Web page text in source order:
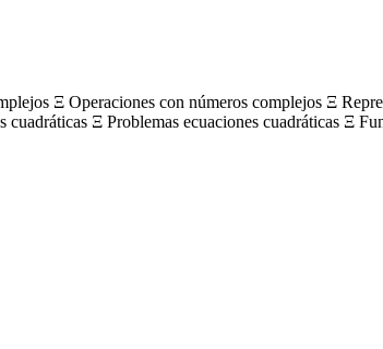
Ξ Operaciones con números complejos Ξ
Ξ Problemas ecuaciones cuadráticas Ξ